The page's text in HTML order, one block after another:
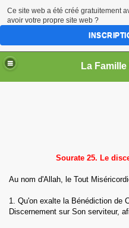
La
Sourate 25. Le
Au nom d'Allah, le Tout
1. Qu'on exalte la Bénédiction de
Discernement sur Son serviteur,
Ce site web a été créé gratuitement
avoir votre propre site web ?